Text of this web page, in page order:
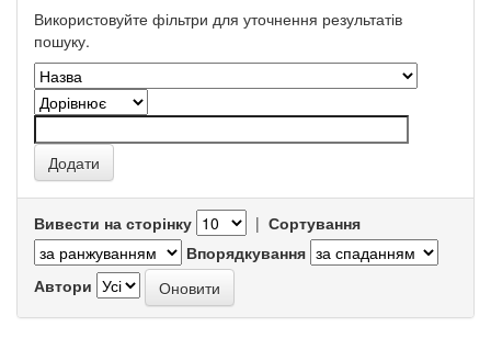
Використовуйте фільтри для уточнення результатів
пошуку.
Вивести на сторінку | Сортування
Впорядкування
Автори